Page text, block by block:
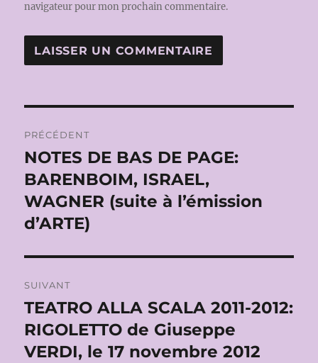
navigateur pour mon prochain commentaire.
de
l’article
PRÉCÉDENT
Publication
précédente :
NOTES DE BAS DE PAGE:
BARENBOIM, ISRAEL,
WAGNER (suite à l’émission
d’ARTE)
SUIVANT
Publication
suivante :
TEATRO ALLA SCALA 2011-2012:
RIGOLETTO de Giuseppe
VERDI, le 17 novembre 2012